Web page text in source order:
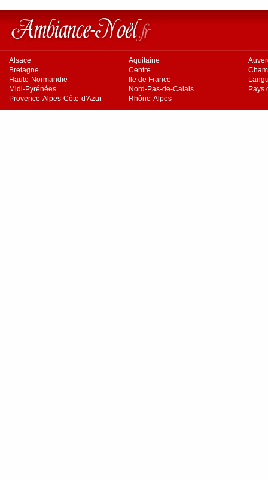
Alsace Aquitaine
Bretagne
Centre
Haute-Normandie
Ile de France
Midi-Pyrénées
Nord-Pas-de-Calais
Pays
Provence-Alpes-Côte-d'Azur
Rhône-Alpes